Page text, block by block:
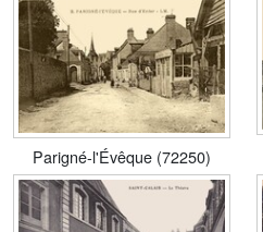
Parigné-l'Évêque (72250)